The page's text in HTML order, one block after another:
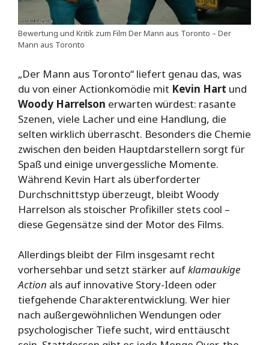
Bewertung und Kritik zum Film Der Mann aus Toronto – Der
Mann aus Toronto
„Der Mann aus Toronto“ liefert genau das, was
du von einer Actionkomödie mit Kevin Hart und
Woody Harrelson erwarten würdest: rasante
Szenen, viele Lacher und eine Handlung, die
selten wirklich überrascht. Besonders die Chemie
zwischen den beiden Hauptdarstellern sorgt für
Spaß und einige unvergessliche Momente.
Während Kevin Hart als überforderter
Durchschnittstyp überzeugt, bleibt Woody
Harrelson als stoischer Profikiller stets cool –
diese Gegensätze sind der Motor des Films.
Allerdings bleibt der Film insgesamt recht
vorhersehbar und setzt stärker aufklamaukige
Action als auf innovative Story-Ideen oder
tiefgehende Charakterentwicklung. Wer hier
nach außergewöhnlichen Wendungen oder
psychologischer Tiefe sucht, wird enttäuscht